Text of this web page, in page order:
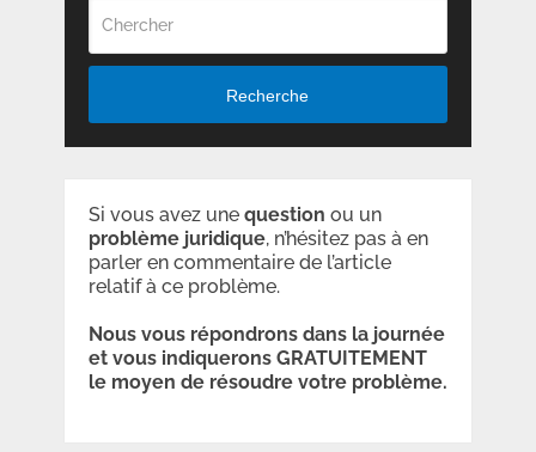
Recherche
Si vous avez une question ou un
problème juridique, n’hésitez pas à en
parler en commentaire de l’article
relatif à ce problème.
Nous vous répondrons dans la journée
et vous indiquerons GRATUITEMENT
le moyen de résoudre votre problème.